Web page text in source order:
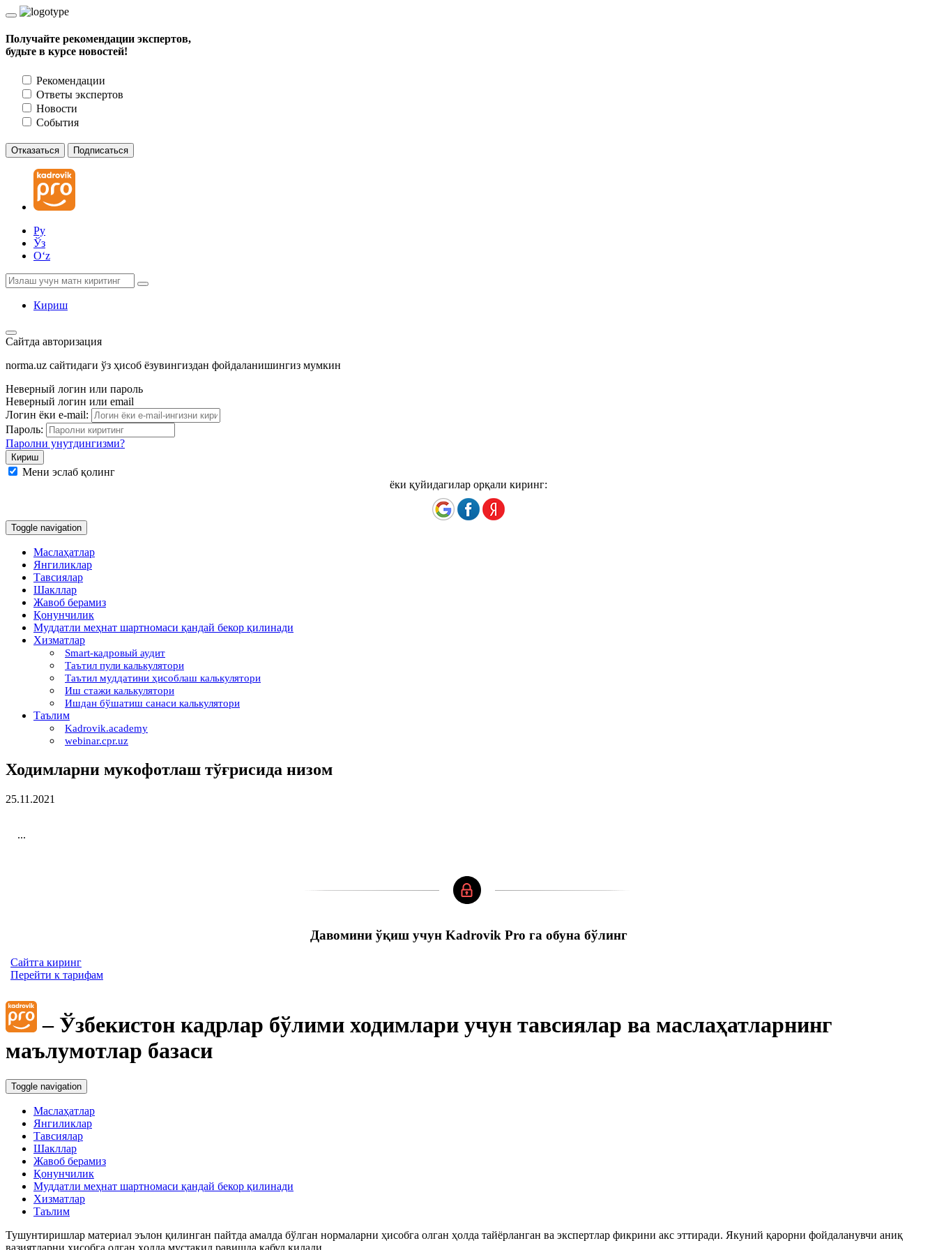
Получайте рекомендации экспертов,
будьте в курсе новостей!
Рекомендации
Ответы экспертов
Новости
События
Отказаться Подписаться
Ру
Ўз
Oʻz
Кириш
Сайтда авторизация
norma.uz сайтидаги ўз ҳисоб ёзувингиздан фойдаланишингиз мумкин
Неверный логин или пароль
Неверный логин или email
Логин ёки e-mail:
Пароль:
Паролни унутдингизми?
Мени эслаб қолинг
ёки қуйидагилар орқали киринг:
Toggle navigation
Маслаҳатлар
Янгиликлар
Тавсиялар
Шакллар
Жавоб берамиз
Қонунчилик
Муддатли меҳнат шартномаси қандай бекор қилинади
Хизматлар
Smart-кадровый аудит
Таътил пули калькулятори
Таътил муддатини ҳисоблаш калькулятори
Иш стажи калькулятори
Ишдан бўшатиш санаси калькулятори
Таълим
Kadrovik.academy
webinar.cpr.uz
Ходимларни мукофотлаш тўғрисида низом
25.11.2021
...
Давомини ўқиш учун Kadrovik Pro га обуна бўлинг
Сайтга киринг
Перейти к тарифам
– Ўзбекистон кадрлар бўлими ходимлари учун тавсиялар ва маслаҳатларнинг
маълумотлар базаси
Toggle navigation
Маслаҳатлар
Янгиликлар
Тавсиялар
Шакллар
Жавоб берамиз
Қонунчилик
Муддатли меҳнат шартномаси қандай бекор қилинади
Хизматлар
Таълим
Тушунтиришлар материал эълон қилинган пайтда амалда бўлган нормаларни ҳисобга олган ҳолда тайёрланган ва экспертлар фикрини акс эттиради. Якуний қарорни фойдаланувчи аниқ
вазиятларни ҳисобга олган ҳолда мустақил равишда қабул қилади.